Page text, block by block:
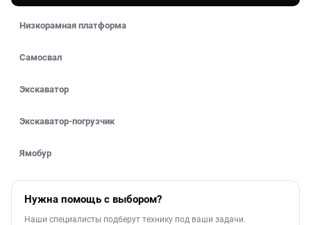
Низкорамная платформа
Самосвал
Экскаватор
Экскаватор-погрузчик
Ямобур
Нужна помощь с выбором?
Наши специалисты подберут технику под ваши задачи.